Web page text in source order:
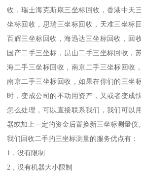
收，瑞士海克斯康三坐标回收，香港中天
坐标回收，思瑞三坐标回收，天准三坐标
百辉三坐标回收，海迅达三坐标回收，回
国产二手三坐标，昆山二手三坐标回收，
海二手三坐标回收，南京二手三坐标回收
南京二手三坐标回收，如果在你们的三坐
时，变成公司的不动用资产，又或者变成
怎么处理，可以直接联系我们，我们可以
器或加上一定的资金后置换新三坐标测量仪。
我们回收二手的三坐标测量的服务优点有：
1，没有限制
2，没有机器大小限制